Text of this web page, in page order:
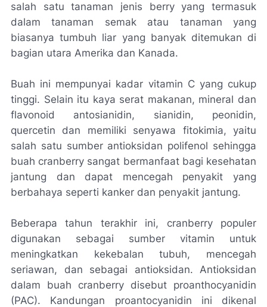
salah satu tanaman jenis berry yang termasuk
dalam tanaman semak atau tanaman yang
biasanya tumbuh liar yang banyak ditemukan di
bagian utara Amerika dan Kanada.
Buah ini mempunyai kadar vitamin C yang cukup
tinggi. Selain itu kaya serat makanan, mineral dan
flavonoid antosianidin, sianidin, peonidin,
quercetin dan memiliki senyawa fitokimia, yaitu
salah satu sumber antioksidan polifenol sehingga
buah cranberry sangat bermanfaat bagi kesehatan
jantung dan dapat mencegah penyakit yang
berbahaya seperti kanker dan penyakit jantung.
Beberapa tahun terakhir ini, cranberry populer
digunakan sebagai sumber vitamin untuk
meningkatkan kekebalan tubuh, mencegah
seriawan, dan sebagai antioksidan. Antioksidan
dalam buah cranberry disebut proanthocyanidin
(PAC). Kandungan proantocyanidin ini dikenal